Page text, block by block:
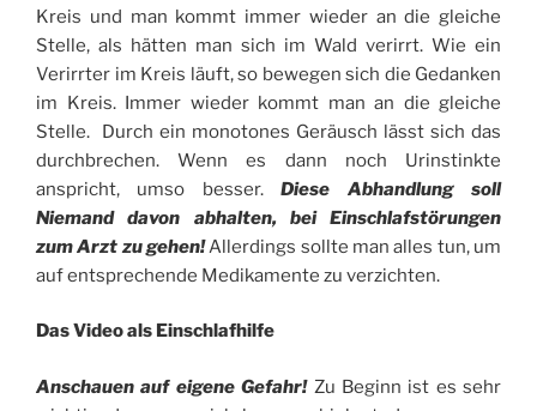
Kreis und man kommt immer wieder an die gleiche
Stelle, als hätten man sich im Wald verirrt. Wie ein
Verirrter im Kreis läuft, so bewegen sich die Gedanken
im Kreis. Immer wieder kommt man an die gleiche
Stelle. Durch ein monotones Geräusch lässt sich das
durchbrechen. Wenn es dann noch Urinstinkte
anspricht, umso besser.Diese Abhandlung soll
Niemand davon abhalten, bei Einschlafstörungen
zum Arzt zu gehen! Allerdings sollte man alles tun, um
auf entsprechende Medikamente zu verzichten.
Das Video als Einschlafhilfe
Anschauen auf eigene Gefahr!Zu Beginn ist es sehr